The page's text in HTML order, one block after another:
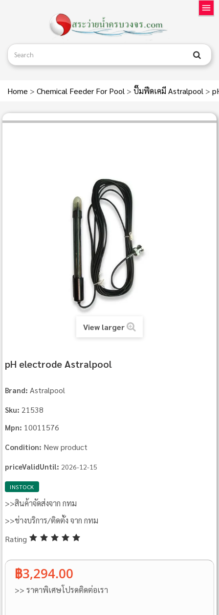
Home > Chemical Feeder For Pool > ปั๊มฟีดเคมี Astralpool >
View larger
pH electrode Astralpool
Brand: Astralpool
Sku: 21538
Mpn: 10011576
Condition: New product
priceValidUntil: 2026-12-15
INSTOCK
>>สินค้าจัดส่งจาก กทม
>>ช่างบริการ/ติดตั้ง จาก กทม
Rating
฿3,294.00
>> ราคาพิเศษโปรดติดต่อเรา